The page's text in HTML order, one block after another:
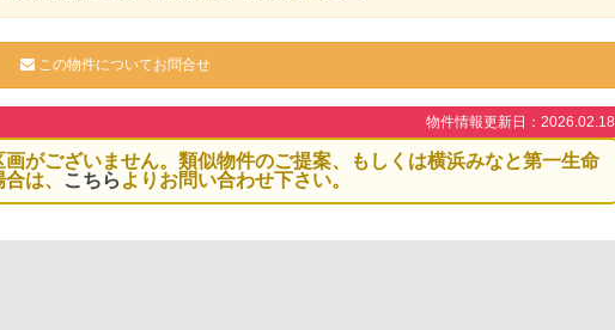
この物件についてお問合せ
物件情報更新日：2026.02.18
がございません。類似物件のご提案、もしくは横浜みなと第一生命
は、
こちら よりお問い合わせ下さい。